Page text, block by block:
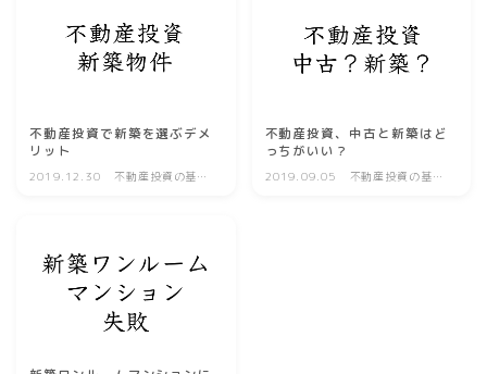
不動産投資で新築を選ぶデメ
リット
2019.12.30
不動産投資の基礎
不動産投資、中古と新築はど
っちがいい？
2019.09.05
不動産投資の基礎